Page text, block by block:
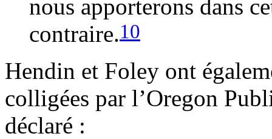
nous apporterons dans
contraire.10
Hendin et Foley ont
colligées par l’Oregon
déclaré :